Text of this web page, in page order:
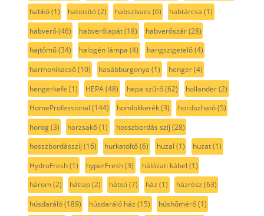
habkő(1) habosító(2) habszivacs (6) habtárcsa (1)
habverő(46) habverőlapát(18) habverőszár(28)
hajtómű(34) halogén lámpa (4) hangszigetelő(4)
harmonikacső(10) hasábburgonya (1) henger(4)
hengerkefe (1) HEPA(48) hepa szűrő(62) hollander(2)
HomeProfessional (144) homlokkerék(3) hordozható(5)
horog(3) horzsakő(1) hosszbordás szíj (28)
hosszbordásszíj (16) hurkatöltő(6) huzal (1) huzat(1)
HydroFresh(1) hyperFresh(3) hálózati kábel (1)
három(2) hátlap(2) hátsó(7) ház (1) házrész (63)
húsdaráló(189) húsdaráló ház (15) húshőmérő(1)